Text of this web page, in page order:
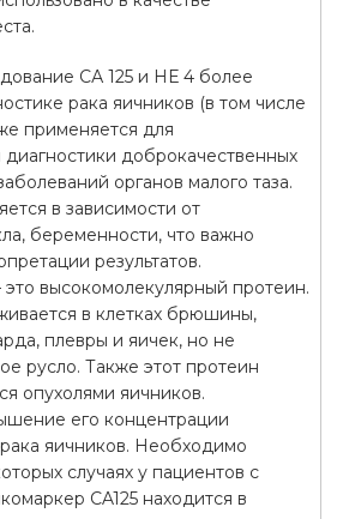
СА 125 и НЕ 4 более
рака яичников (в том числе
применяется для
доброкачественных
органов малого таза.
в зависимости от
беременности, что важно
результатов.
это высокомолекулярный протеин.
в клетках брюшины,
плевры и яичек, но не
русло. Также этот протеин
опухолями яичников.
его концентрации
яичников. Необходимо
случаях у пациентов с
CA125 находится в